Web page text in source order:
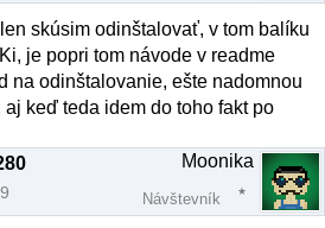
skúsim odinštalovať, v tom balíku
je popri tom návode v readme
na odinštalovanie, ešte nadomnou
keď teda idem do toho fakt po
Moonika
Návštevník